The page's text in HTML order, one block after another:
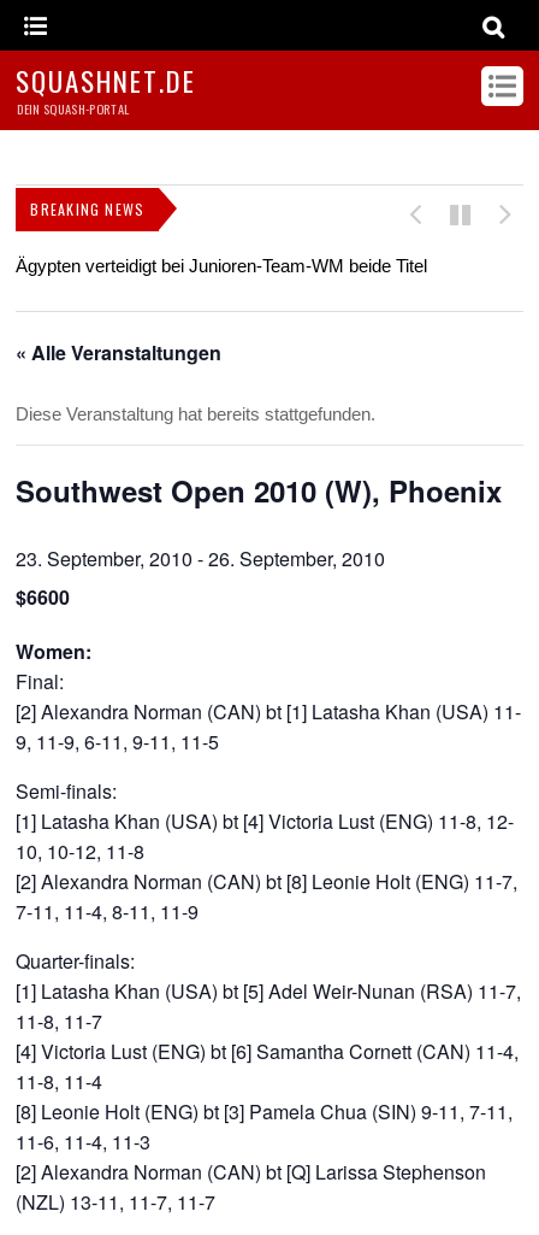
SQUASHNET.DE
DEIN SQUASH-PORTAL
BREAKING NEWS
Ägypten verteidigt bei Junioren-Team-WM beide Titel
« Alle Veranstaltungen
Diese Veranstaltung hat bereits stattgefunden.
Southwest Open 2010 (W), Phoenix
23. September, 2010 -26. September, 2010
$6600
Women:
Final:
[2] Alexandra Norman (CAN) bt [1] Latasha Khan (USA) 11-
9, 11-9, 6-11, 9-11, 11-5
Semi-finals:
[1] Latasha Khan (USA) bt [4] Victoria Lust (ENG) 11-8, 12-
10, 10-12, 11-8
[2] Alexandra Norman (CAN) bt [8] Leonie Holt (ENG) 11-7,
7-11, 11-4, 8-11, 11-9
Quarter-finals:
[1] Latasha Khan (USA) bt [5] Adel Weir-Nunan (RSA) 11-7,
11-8, 11-7
[4] Victoria Lust (ENG) bt [6] Samantha Cornett (CAN) 11-4,
11-8, 11-4
[8] Leonie Holt (ENG) bt [3] Pamela Chua (SIN) 9-11, 7-11,
11-6, 11-4, 11-3
[2] Alexandra Norman (CAN) bt [Q] Larissa Stephenson
(NZL) 13-11, 11-7, 11-7